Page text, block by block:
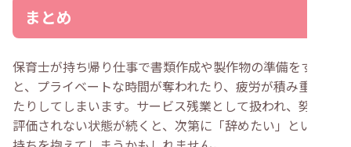
まとめ
保育士が持ち帰り仕事で書類作成や製作物の準備をする
と、プライベートな時間が奪われたり、疲労が積み重なっ
たりしてしまいます。サービス残業として扱われ、努力が
評価されない状態が続くと、次第に「辞めたい」という気